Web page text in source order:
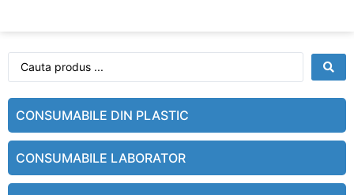
CONSUMABILE DIN PLASTIC
CONSUMABILE LABORATOR